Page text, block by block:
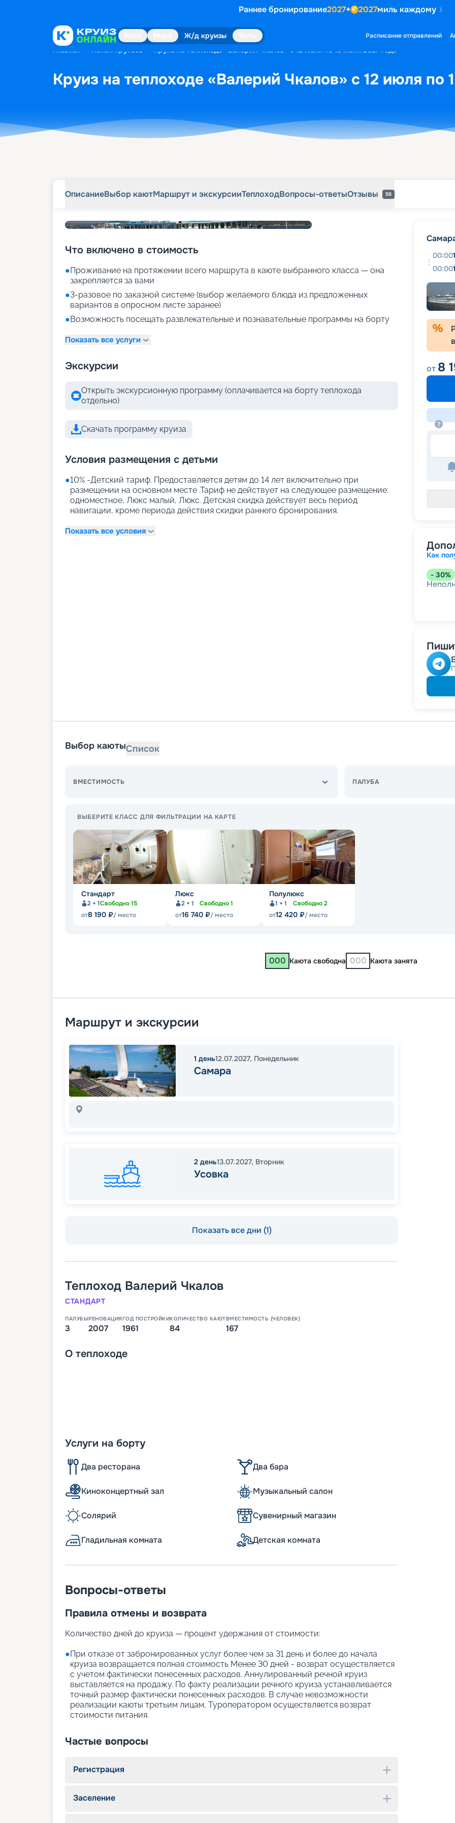
Раннее бронирование2027+ 2027миль каждому
Ж/д круизы Расписание отправлений
Главная Поиск круизов Круиз на теплоходе «Валерий Чкалов» с 12 июля по 13 июля 2027 года
Круиз на теплоходе «Валерий Чкалов» с 12 июля по
ОписаниеВыбор каютМаршрут и экскурсииТеплоходВопросы-ответыОтзывы 56
Что включено в стоимость
●Проживание на протяжении всего маршрута в каюте выбранного класса — она
закрепляется за вами
●3-разовое по заказной системе (выбор желаемого блюда из предложенных
вариантов в опросном листе заранее)
●Возможность посещать развлекательные и познавательные программы на борту
Показать все услуги
Экскурсии
Открыть экскурсионную программу (оплачивается на борту теплохода
отдельно)
Скачать программу круиза
Условия размещения с детьми
●10% -Детский тариф. Предоставляется детям до 14 лет включительно при
размещении на основном месте .Тариф не действует на следующее размещение:
одноместное, Люкс малый, Люкс. Детская скидка действует весь период
навигации, кроме периода действия скидки раннего бронирования.
Показать все условия
00:00
00:00
от 8
Как
- 30%
Выбор каютыСписок
ВМЕСТИМОСТЬ ПАЛУБА
ВЫБЕРИТЕ КЛАСС ДЛЯ ФИЛЬТРАЦИИ НА КАРТЕ
Стандарт
2 + 1Свободно15
от8 190 ₽/ место
Люкс
2 + 1 Свободно1
от16 740 ₽/ место
Полулюкс
1 + 1 Свободно2
от12 420 ₽/ место
000 Каюта свободна 000 Каюта занята
Маршрут и экскурсии
1 день12.07.2027, Понедельник
Самара
2 день13.07.2027, Вторник
Усовка
Показать все дни (1)
Теплоход Валерий Чкалов
СТАНДАРТ
ПАЛУБЫ
3
РЕНОВАЦИЯ
2007
ГОД ПОСТРОЙКИ
1961
КОЛИЧЕСТВО КАЮТ
84
ВМЕСТИМОСТЬ (ЧЕЛОВЕК)
167
О теплоходе
Услуги на борту
Два ресторана Два бара
Киноконцертный зал Музыкальный салон
Солярий Сувенирный магазин
Гладильная комната Детская комната
Вопросы-ответы
Правила отмены и возврата
Количество дней до круиза — процент удержания от стоимости:
●При отказе от забронированных услуг более чем за 31 день и более до начала
круиза возвращается полная стоимость Менее 30 дней - возврат осуществляется
с учетом фактически понесенных расходов. Аннулированный речной круиз
выставляется на продажу. По факту реализации речного круиза устанавливается
точный размер фактически понесенных расходов. В случае невозможности
реализации каюты третьим лицам, Туроператором осуществляется возврат
стоимости питания.
Частые вопросы
Регистрация
Заселение